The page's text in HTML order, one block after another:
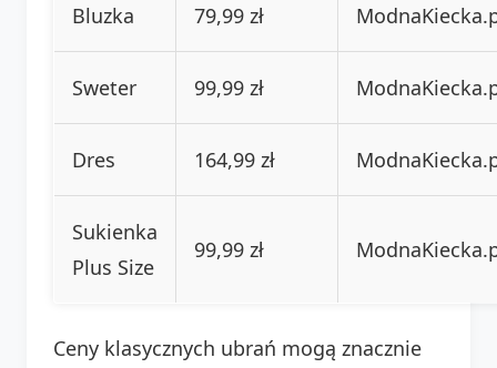
Bluzka 79,99 zł
Sweter 99,99 zł
Dres 164,99 zł
Sukienka
Plus Size
99,99 zł
Ceny klasycznych ubrań mogą znacznie